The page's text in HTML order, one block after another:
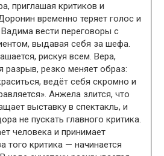
приглашая критиков и
временно теряет голос и
Вадима вести переговоры с
выдавая себя за шефа.
рискуя всем. Вера,
разрыв, резко меняет образ:
ведёт себя скромно и
Анжела злится, что
выставку в спектакль, и
не пускать главного критика.
человека и принимает
того критика — начинается